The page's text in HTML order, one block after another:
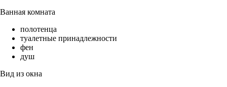
Ванная комната
полотенца
туалетные принадлежности
фен
душ
Вид из окна